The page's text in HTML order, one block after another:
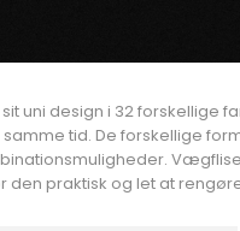
uni design i 32 forskellige
tid. De forskellige
den praktisk og let at